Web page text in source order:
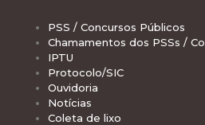
PSS / Concursos Públicos
Chamamentos dos PSSs /
IPTU
Protocolo/SIC
Ouvidoria
Notícias
Coleta de lixo